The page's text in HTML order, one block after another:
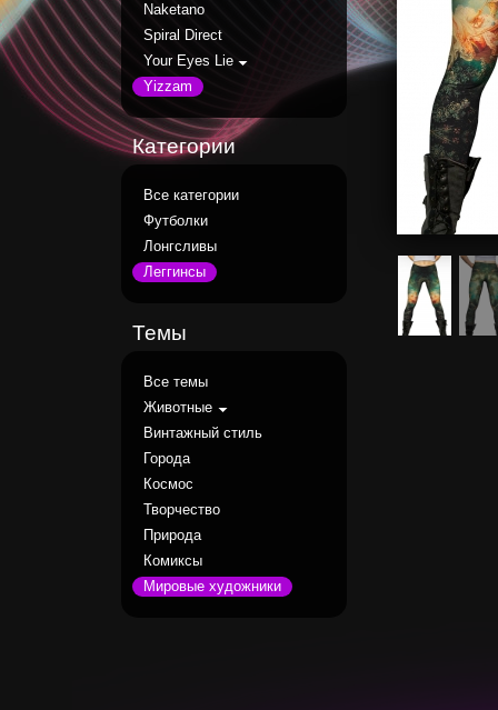
Naketano
Spiral Direct
Your Eyes Lie
Yizzam
Категории
Все категории
Футболки
Лонгсливы
Леггинсы
Темы
Все темы
Животные
Винтажный стиль
Города
Космос
Творчество
Природа
Комиксы
Мировые художники